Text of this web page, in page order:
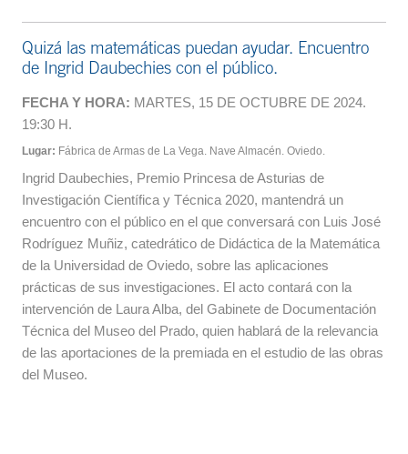
Quizá las matemáticas puedan ayudar. Encuentro
de Ingrid Daubechies con el público.
FECHA Y HORA: MARTES, 15 DE OCTUBRE DE 2024.
19:30 H.
Lugar: Fábrica de Armas de La Vega. Nave Almacén. Oviedo.
Ingrid Daubechies, Premio Princesa de Asturias de
Investigación Científica y Técnica 2020, mantendrá un
encuentro con el público en el que conversará con Luis José
Rodríguez Muñiz, catedrático de Didáctica de la Matemática
de la Universidad de Oviedo, sobre las aplicaciones
prácticas de sus investigaciones. El acto contará con la
intervención de Laura Alba, del Gabinete de Documentación
Técnica del Museo del Prado, quien hablará de la relevancia
de las aportaciones de la premiada en el estudio de las obras
del Museo.